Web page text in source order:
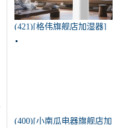
(421)[格伟旗舰店加湿器]
工业加湿器大容量空气家
(400)[小南瓜电器旗舰店加